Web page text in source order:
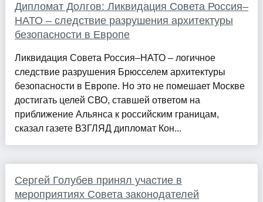
Дипломат Долгов: Ликвидация Совета Россия–
НАТО – следствие разрушения архитектуры
безопасности в Европе
Ликвидация Совета Россия–НАТО – логичное
следствие разрушения Брюсселем архитектуры
безопасности в Европе. Но это не помешает Москве
достигать целей СВО, ставшей ответом на
приближение Альянса к российским границам,
сказал газете ВЗГЛЯД дипломат Кон...
Сергей Голубев принял участие в
мероприятиях Совета законодателей